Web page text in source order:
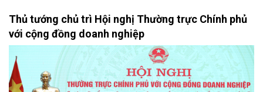
Thủ tướng chủ trì Hội nghị Thường trực Chính phủ
với cộng đồng doanh nghiệp